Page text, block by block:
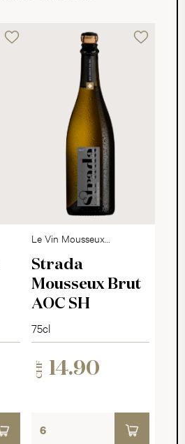
Le Vin Mousseux
Suisse
Strada
Mousseux Brut
AOC SH
75cl
CHF 14.90